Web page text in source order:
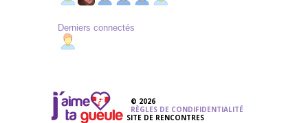
© 2026
RÈGLES DE CONDIFIDENTIALITÉ
SITE DE RENCONTRES
Derniers connectés